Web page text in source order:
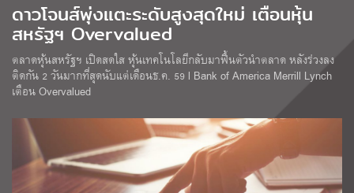
ดาวโจนส์พุ่งแตะระดับสูงสุดใหม่ เตือนหุ้น
สหรัฐฯ Overvalued
ตลาดหุ้นสหรัฐฯ เปิดสดใส หุ้นเทคโนโลยีกลับมาฟื้นตัวนำตลาด หลังร่วงลง
ติดกัน 2 วันมากที่สุดนับแต่เดือนธ.ค. 59 l Bank of America Merrill Lynch
เตือน Overvalued